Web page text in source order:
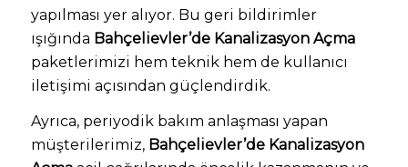
yapılması yer alıyor. Bu geri bildirimler
ışığında Bahçelievler’de Kanalizasyon Açma
paketlerimizi hem teknik hem de kullanıcı
iletişimi açısından güçlendirdik.
Ayrıca, periyodik bakım anlaşması yapan
müşterilerimiz, Bahçelievler’de Kanalizasyon